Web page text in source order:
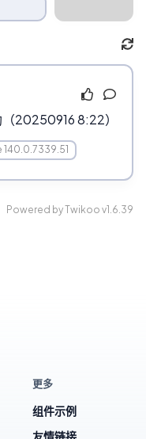
20250916 8:22）
Powered byTwikoo v1.6.39
更多
组件示例
友情链接